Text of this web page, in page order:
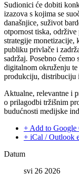
Sudionici će dobiti
izazova s kojima se
današnjice, suživot
otpornost tiska,
strategije
publiku privlače i
sadržaj. Posebno
digitalnom okruženju
produkciju, distribuciju
Aktualne, relevantne i
o prilagodbi tržišnim
budućnosti medijske
+ Add to Google
+ iCal / Outlook
Datum
svi 26 2026